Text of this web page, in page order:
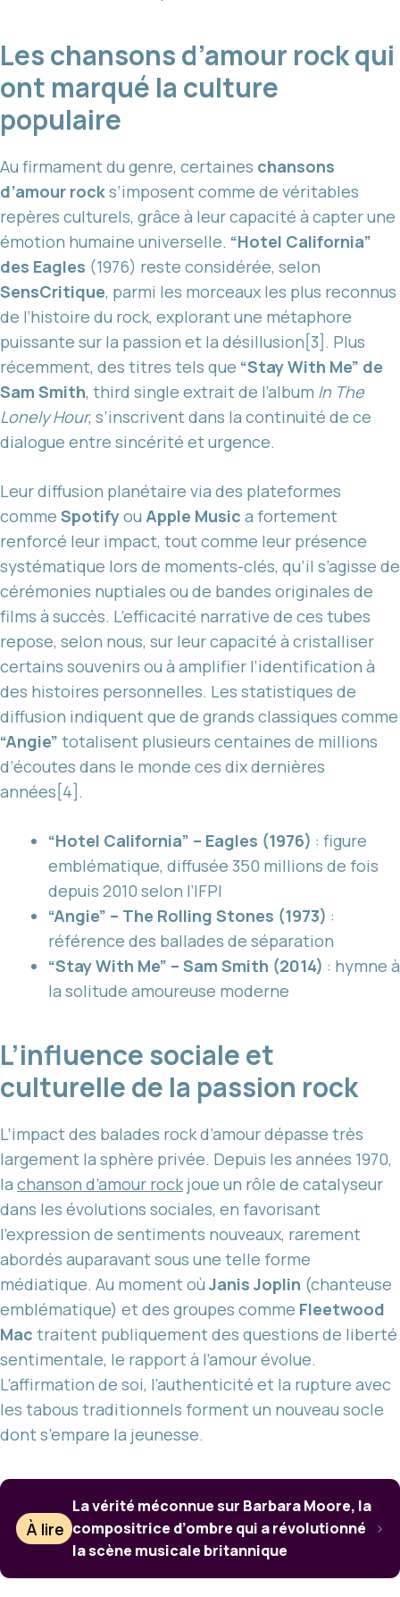
Les chansons d’amour rock qui
ont marqué la culture
populaire
Au firmament du genre, certaines chansons
d’amour rocks’imposent comme de véritables
repères culturels, grâce à leur capacité à capter une
émotion humaine universelle. “Hotel California”
des Eagles (1976) reste considérée, selon
SensCritique, parmi les morceaux les plus reconnus
de l’histoire du rock, explorant une métaphore
puissante sur la passion et la désillusion[3]. Plus
récemment, des titres tels que “Stay With Me” de
Sam Smith, third single extrait de l’album In The
Lonely Hour, s’inscrivent dans la continuité de ce
dialogue entre sincérité et urgence.
Leur diffusion planétaire via des plateformes
comme Spotifyou Apple Music a fortement
renforcé leur impact, tout comme leur présence
systématique lors de moments-clés, qu’il s’agisse de
cérémonies nuptiales ou de bandes originales de
films à succès. L’efficacité narrative de ces tubes
repose, selon nous, sur leur capacité à cristalliser
certains souvenirs ou à amplifier l’identification à
des histoires personnelles. Les statistiques de
diffusion indiquent que de grands classiques comme
“Angie” totalisent plusieurs centaines de millions
d’écoutes dans le monde ces dix dernières
années[4].
“Hotel California” – Eagles (1976) : figure
emblématique, diffusée 350 millions de fois
depuis 2010 selon l’IFPI
“Angie” – The Rolling Stones (1973) :
référence des ballades de séparation
“Stay With Me” – Sam Smith (2014) : hymne à
la solitude amoureuse moderne
L’influence sociale et
culturelle de la passion rock
L’impact des balades rock d’amour dépasse très
largement la sphère privée. Depuis les années 1970,
la chanson d’amour rockjoue un rôle de catalyseur
dans les évolutions sociales, en favorisant
l’expression de sentiments nouveaux, rarement
abordés auparavant sous une telle forme
médiatique. Au moment où Janis Joplin (chanteuse
emblématique) et des groupes comme Fleetwood
Mac traitent publiquement des questions de liberté
sentimentale, le rapport à l’amour évolue.
L’affirmation de soi, l’authenticité et la rupture avec
les tabous traditionnels forment un nouveau socle
dont s’empare la jeunesse.
À lire
La vérité méconnue sur Barbara Moore, la
compositrice d’ombre qui a révolutionné
la scène musicale britannique